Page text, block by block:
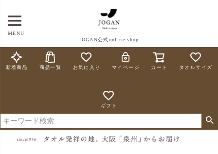
MENU
JOGAN公式online shop
新着商品 商品一覧 お気に入り マイページ カート タオルサイズ
ギフト